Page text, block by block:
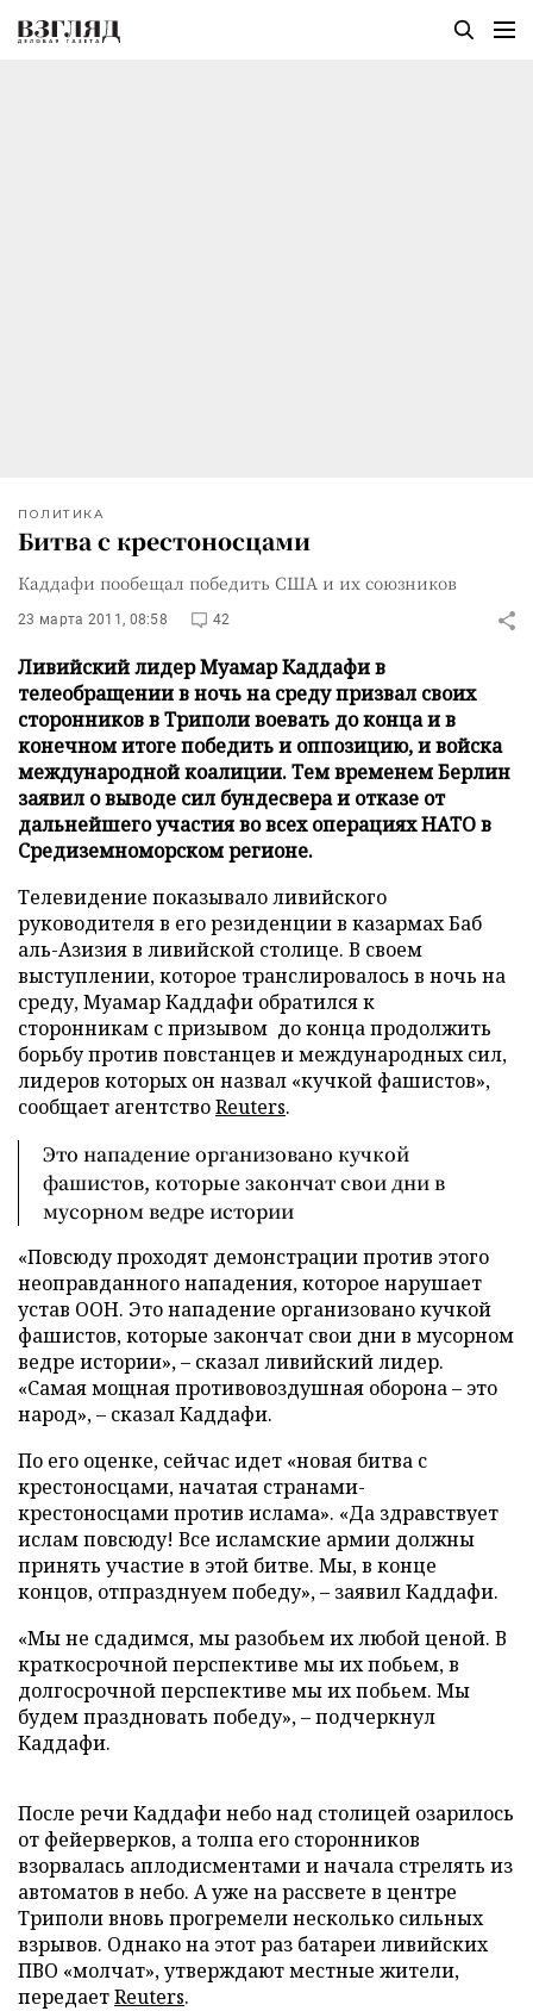
ПОЛИТИКА
Битва с крестоносцами
Каддафи пообещал победить США и их союзников
23 марта 2011, 08:58 42
Ливийский лидер Муамар Каддафи в
телеобращении в ночь на среду призвал своих
сторонников в Триполи воевать до конца и в
конечном итоге победить и оппозицию, и войска
международной коалиции. Тем временем Берлин
заявил о выводе сил бундесвера и отказе от
дальнейшего участия во всех операциях НАТО в
Средиземноморском регионе.
Телевидение показывало ливийского
руководителя в его резиденции в казармах Баб
аль-Азизия в ливийской столице. В своем
выступлении, которое транслировалось в ночь на
среду, Муамар Каддафи обратился к
сторонникам с призывом до конца продолжить
борьбу против повстанцев и международных сил,
лидеров которых он назвал «кучкой фашистов»,
сообщает агентствоReuters.
Это нападение организовано кучкой
фашистов, которые закончат свои дни в
мусорном ведре истории
«Повсюду проходят демонстрации против этого
неоправданного нападения, которое нарушает
устав ООН. Это нападение организовано кучкой
фашистов, которые закончат свои дни в мусорном
ведре истории»,– сказал ливийский лидер.
«Самая мощная противовоздушная оборона– это
народ»,– сказал Каддафи.
По его оценке, сейчас идет «новая битва с
крестоносцами, начатая странами-
крестоносцами против ислама». «Да здравствует
ислам повсюду! Все исламские армии должны
принять участие в этой битве. Мы, в конце
концов, отпразднуем победу»,– заявил Каддафи.
«Мы не сдадимся, мы разобьем их любой ценой. В
краткосрочной перспективе мы их побьем, в
долгосрочной перспективе мы их побьем. Мы
будем праздновать победу»,–подчеркнул
Каддафи.
После речи Каддафи небо над столицей озарилось
от фейерверков, а толпа его сторонников
взорвалась аплодисментами и начала стрелять из
автоматов в небо. А уже на рассвете в центре
Триполи вновь прогремели несколько сильных
взрывов. Однако на этот раз батареи ливийских
ПВО «молчат», утверждают местные жители,
передаетReuters.